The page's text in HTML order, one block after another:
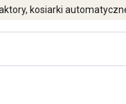
kosiarki